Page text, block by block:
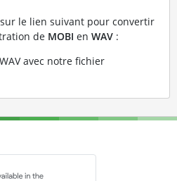
le lien suivant pour convertir
de MOBI en WAV:
avec notre fichier